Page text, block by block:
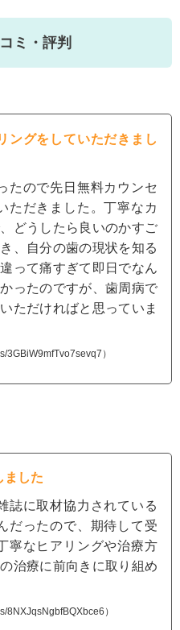
ミ・評判
ングをしていただきまし
たので先日無料カウンセ
ただきました。丁寧なカ
どうしたら良いのかすご
、自分の歯の現状を知る
って痛すぎて即日でなん
ったのですが、歯周病で
ただければと思っていま
3GBiW9mfTvo7sevq7）
ました
誌に取材協力されている
だったので、期待して受
寧なヒアリングや治療方
治療に前向きに取り組め
8NXJqsNgbfBQXbce6）